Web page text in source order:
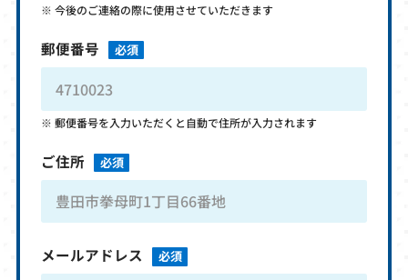
今後のご連絡の際に使用させていただきます
郵便番号 必須
郵便番号を入力いただくと自動で住所が入力されます
ご住所 必須
メールアドレス 必須